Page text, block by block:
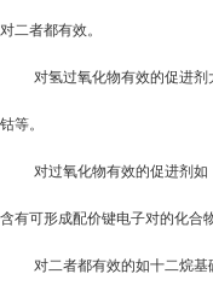
对二者都有效。
对氢过氧化物有效的促进
钴等。
对过氧化物有效的促进剂
含有可形成配价键电子对的化合
对二者都有效的如十二烷基